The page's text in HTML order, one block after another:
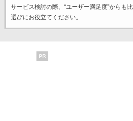
サービス検討の際、“ユーザー満足度”からも
選びにお役立てください。
PR